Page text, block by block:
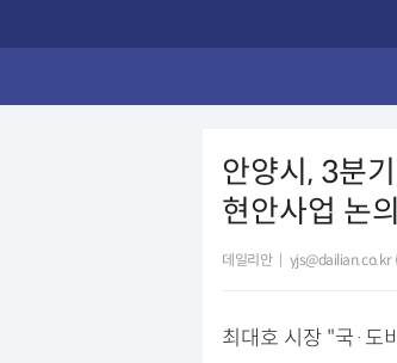
안양시, 3분
현안사업 논의
데일리안 yjs@dailian.co.kr
최대호 시장 "국·도